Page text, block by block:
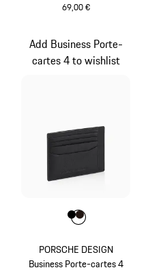
69,00 €
PORSCHE DESIGN
Business Porte-cartes 4
Add Business Porte-
cartes 4 to wishlist
Couleur
Couleur
Couleur